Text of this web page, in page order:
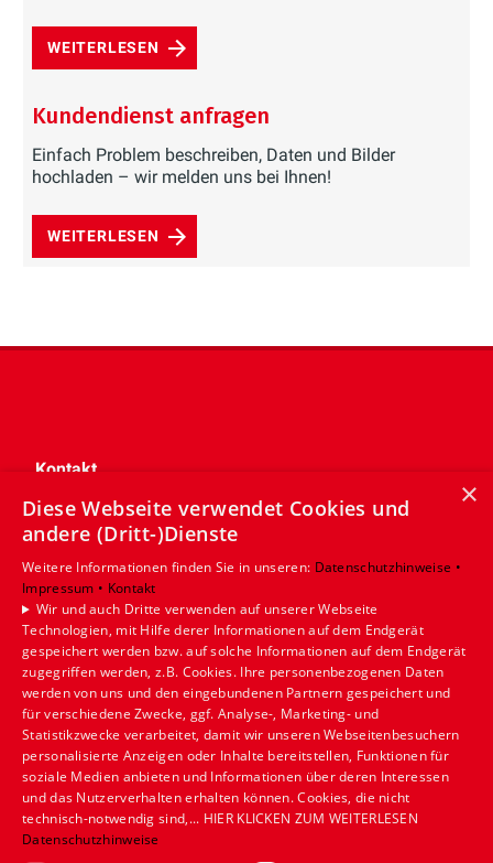
WEITERLESEN
Kundendienst anfragen
Einfach Problem beschreiben, Daten und Bilder
hochladen – wir melden uns bei Ihnen!
WEITERLESEN
Kontakt
Heinze & Rincke GmbH
Nottulner Landweg 57-59
48161 Münster
Telefon: 02534 80040
fragen@heinze-rincke.de
Unternehmen
AGB
·Datenschutz ·Impressum
·
Barrierefreiheitserklärung
· Kontakt
Leistungen
Privatkunden
Gewerbekunden
Karriere
×
Diese Webseite verwendet Cookies und
andere (Dritt-)Dienste
Weitere Informationen finden Sie in unseren: Datenschutzhinweise •
Impressum • Kontakt
Wir und auch Dritte verwenden auf unserer Webseite
Technologien, mit Hilfe derer Informationen auf dem Endgerät
gespeichert werden bzw. auf solche Informationen auf dem Endgerät
zugegriffen werden, z.B. Cookies. Ihre personenbezogenen Daten
werden von uns und den eingebundenen Partnern gespeichert und
für verschiedene Zwecke, ggf. Analyse-, Marketing- und
Statistikzwecke verarbeitet, damit wir unseren Webseitenbesuchern
personalisierte Anzeigen oder Inhalte bereitstellen, Funktionen für
soziale Medien anbieten und Informationen über deren Interessen
und das Nutzerverhalten erhalten können. Cookies, die nicht
technisch-notwendig sind,... HIER KLICKEN ZUM WEITERLESEN
Datenschutzhinweise